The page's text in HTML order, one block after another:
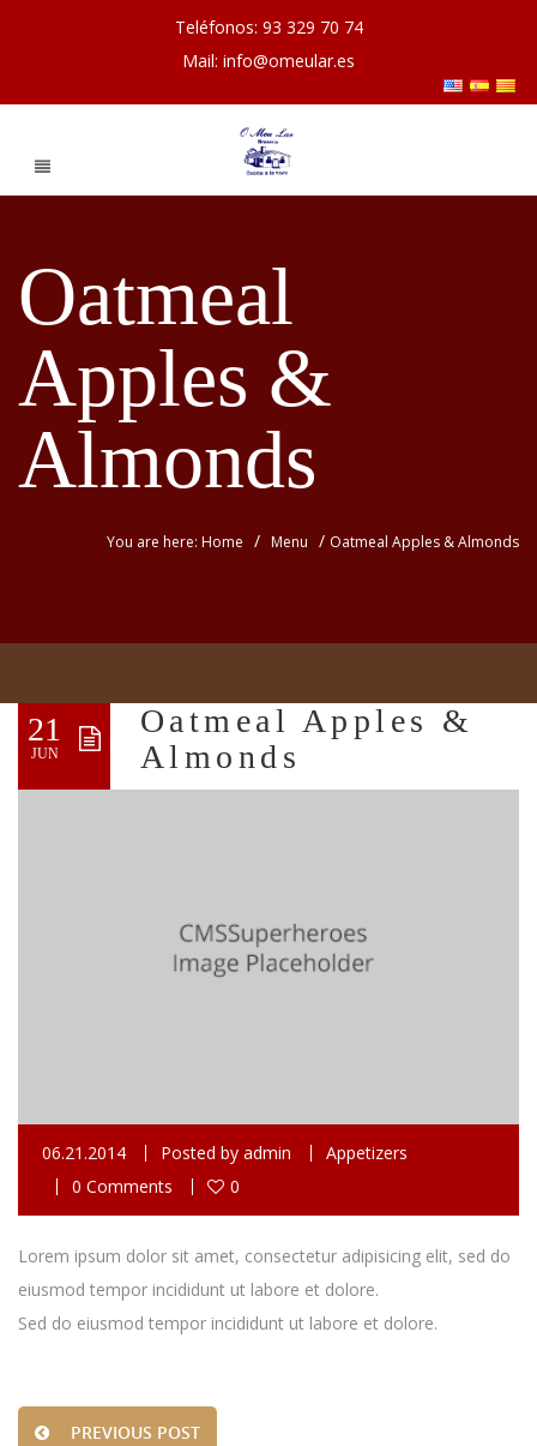
Teléfonos: 93 329 70 74
Mail: info@omeular.es
Oatmeal
Apples &
Almonds
You are here: Home / Menu / Oatmeal Apples & Almonds
21
JUN
Oatmeal Apples &
Almonds
06.21.2014 Posted by admin
Appetizers
0 Comments
0
Lorem ipsum dolor sit amet, consectetur adipisicing elit, sed do
eiusmod tempor incididunt ut labore et dolore.
Sed do eiusmod tempor incididunt ut labore et dolore.
PREVIOUS POST